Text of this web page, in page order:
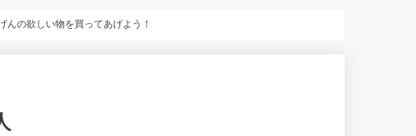
の欲しい物を買ってあげよう！